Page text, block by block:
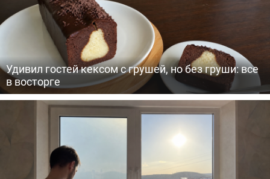
Удивил гостей кексом с грушей, но без груши: все
в восторге